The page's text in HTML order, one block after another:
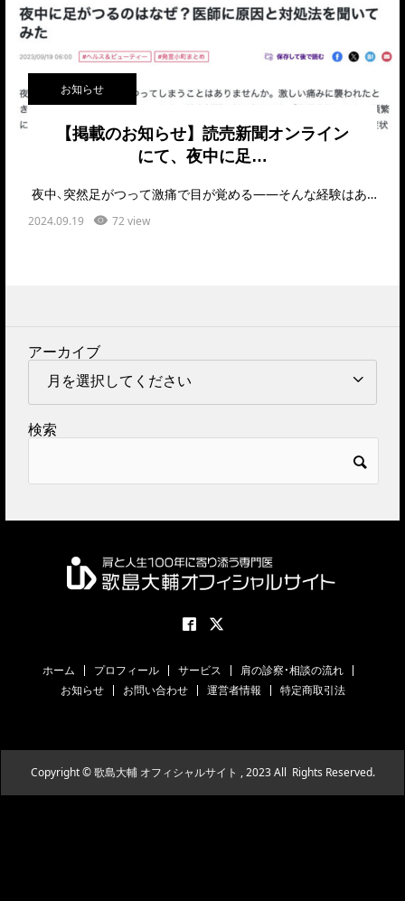
お知らせ
【掲載のお知らせ】読売新聞オンライン
にて、夜中に足…
夜中、突然足がつって激痛で目が覚める――そんな経験はありませんか？実はこの症状、「ふくらは…
2024.09.19 72 view
アーカイブ
検索
ホーム プロフィール サービス
肩の診察・相談の流れ
お知らせ
お問い合わせ 運営者情報 特定商取引法
Copyright © 歌島大輔 オフィシャルサイト , 2023 All Rights Reserved.